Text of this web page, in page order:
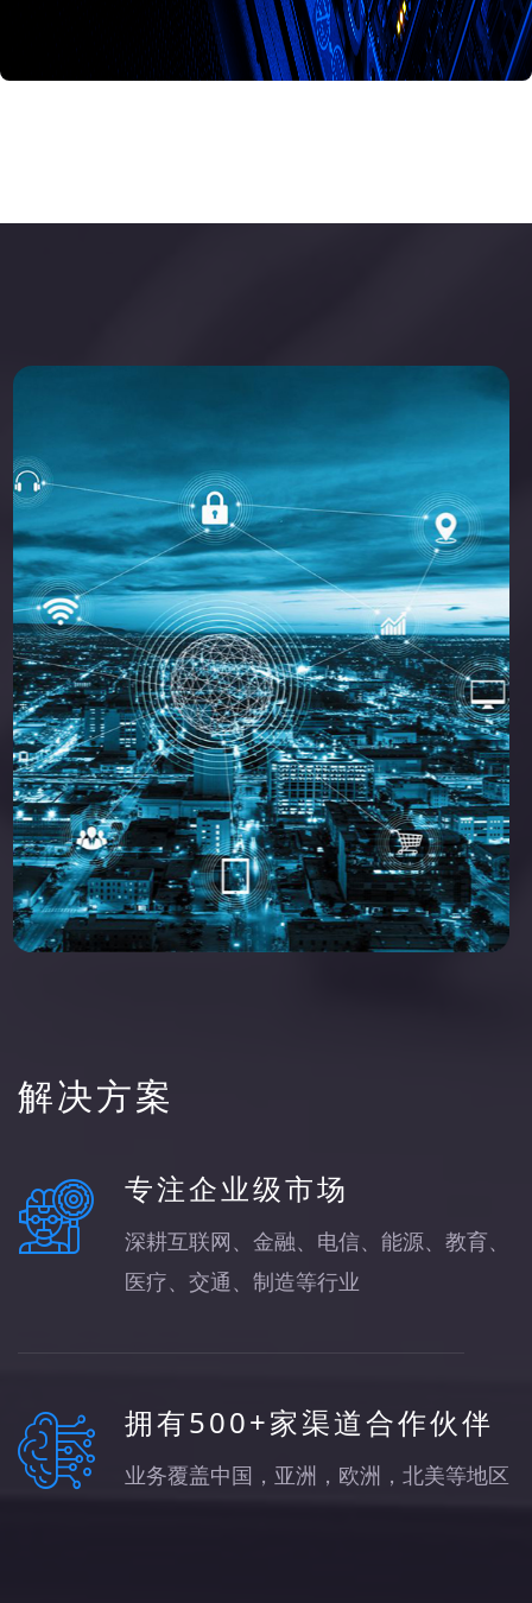
解决方案
专注企业级市场
深耕互联网、金融、电信、能源、教育、
医疗、交通、制造等行业
拥有500+家渠道合作伙伴
业务覆盖中国，亚洲，欧洲，北美等地区